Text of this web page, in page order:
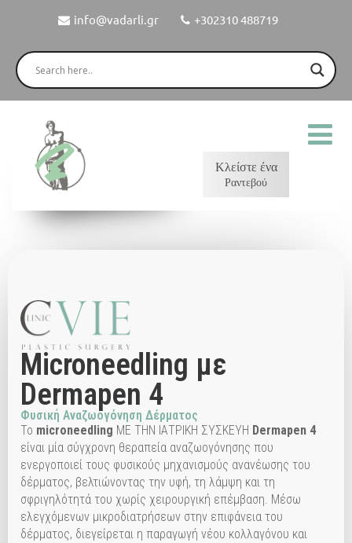
info@vadarli.gr +302310 488719
Κλείστε ένα
Ραντεβού
Microneedling με
Dermapen 4
Φυσική Αναζωογόνηση Δέρματος
Το microneedling ΜΕ ΤΗΝ ΙΑΤΡΙΚΗ ΣΥΣΚΕΥΗ Dermapen 4
είναι μία σύγχρονη θεραπεία αναζωογόνησης που
ενεργοποιεί τους φυσικούς μηχανισμούς ανανέωσης του
δέρματος, βελτιώνοντας την υφή, τη λάμψη και τη
σφριγηλότητά του χωρίς χειρουργική επέμβαση. Μέσω
ελεγχόμενων μικροδιατρήσεων στην επιφάνεια του
δέρματος, διεγείρεται η παραγωγή νέου κολλαγόνου και